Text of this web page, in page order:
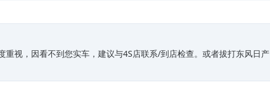
视，因看不到您实车，建议与4S店联系/到店检查。或者拔打东风日产